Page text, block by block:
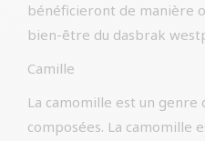
bénéficieront de manière
bien-être du dasbrak
Camille
La camomille est un genre
composées. La camomille